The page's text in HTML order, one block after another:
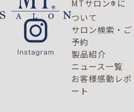
MTサロン® に
ついて
サロン検索・ご
予約
製品紹介
ニュース一覧
お客様感動レポ
ート